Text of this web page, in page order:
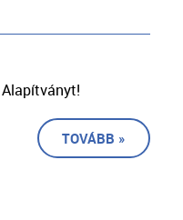
Alapítványt!
TOVÁBB »